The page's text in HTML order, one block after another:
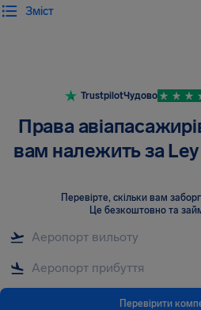
Зміст
TrustpilotЧудово
Права
вам належить за
Перевірте, скільки вам
Це безкоштовно та
Перевірити